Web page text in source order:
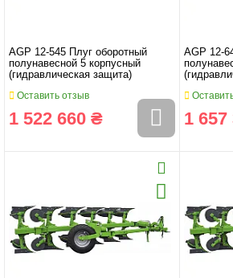
AGP 12-545 Плуг оборотный
полунавесной 5 корпусный
(гидравлическая защита)
Оставить отзыв
1 522 660 ₴
AGP 12-
1